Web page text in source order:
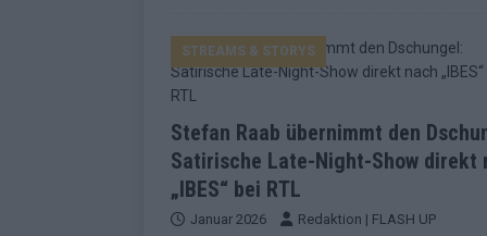
STREAMS & STORYS
Stefan Raab übernimmt den
Satirische Late-Night-Show direkt
„IBES“ bei RTL
Januar 2026 Redaktion | FLASH UP